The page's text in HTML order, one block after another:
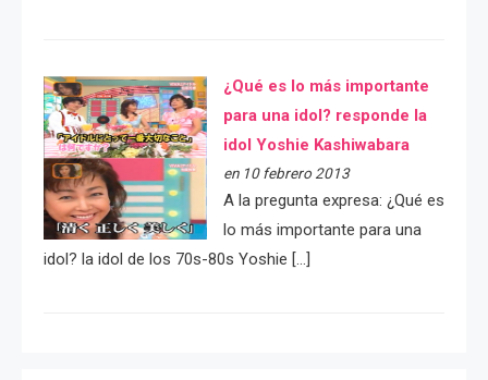
¿Qué es lo más importante
para una idol? responde la
idol Yoshie Kashiwabara
en 10 febrero 2013
A la pregunta expresa: ¿Qué es
lo más importante para una
idol? la idol de los 70s-80s Yoshie […]